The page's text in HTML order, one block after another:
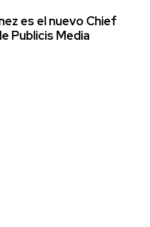
es el nuevo Chief
Publicis Media